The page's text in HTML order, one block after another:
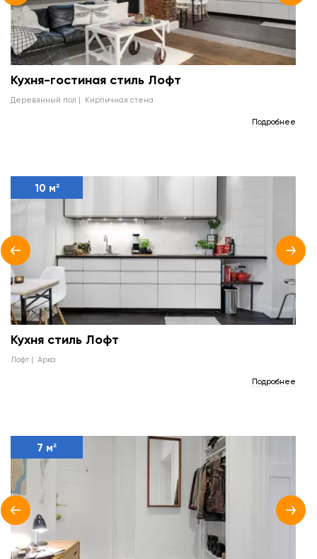
Кухня-гостиная стиль Лофт
деревянный пол кирпичная стена
Подробнее
10 м²
Кухня стиль Лофт
лофт арка
Подробнее
7 м²